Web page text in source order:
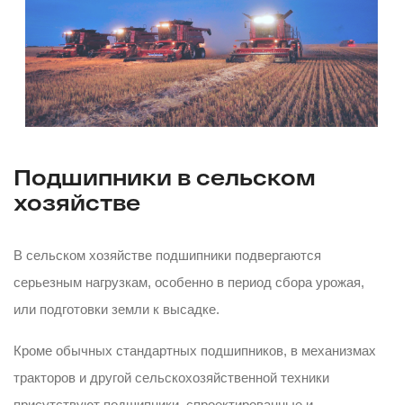
Подшипники в сельском
хозяйстве
В сельском хозяйстве подшипники подвергаются
серьезным нагрузкам, особенно в период сбора урожая,
или подготовки земли к высадке.
Кроме обычных стандартных подшипников, в механизмах
тракторов и другой сельскохозяйственной техники